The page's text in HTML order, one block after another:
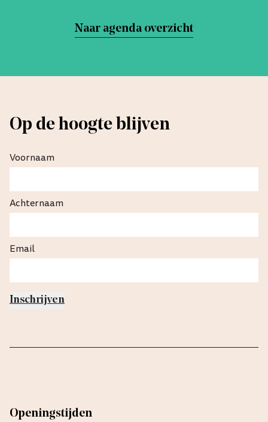
Naar agenda overzicht
Op de hoogte blijven
Voornaam
Achternaam
Email
Inschrijven
Openingstijden